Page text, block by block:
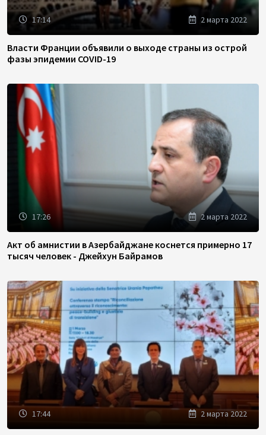
17:14 2 марта 2022
Власти Франции объявили о выходе страны из острой
фазы эпидемии COVID-19
17:26 2 марта 2022
Акт об амнистии в Азербайджане коснется примерно 17
тысяч человек - Джейхун Байрамов
17:44 2 марта 2022